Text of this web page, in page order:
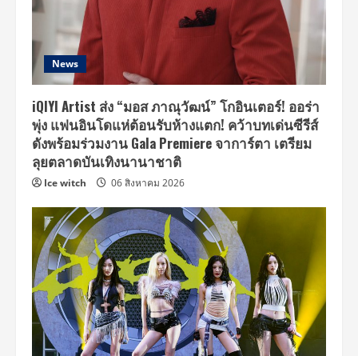
News
iQIYI Artist ส่ง “มอส ภาณุวัฒน์” โกอินเตอร์! ออร่า
พุ่ง แฟนอินโดแห่ต้อนรับห้างแตก! คว้าบทเด่นซีรีส์
ดังพร้อมร่วมงาน Gala Premiere จาการ์ตา เตรียม
ลุยตลาดบันเทิงนานาชาติ
Ice witch 06 สิงหาคม 2026